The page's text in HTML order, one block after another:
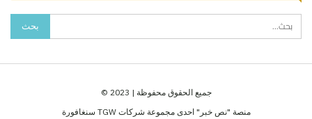
جميع الحقوق محفوظة | 2023 ©
منصة "نص خبر" احدى مجموعة شركات TGW سنغافورة